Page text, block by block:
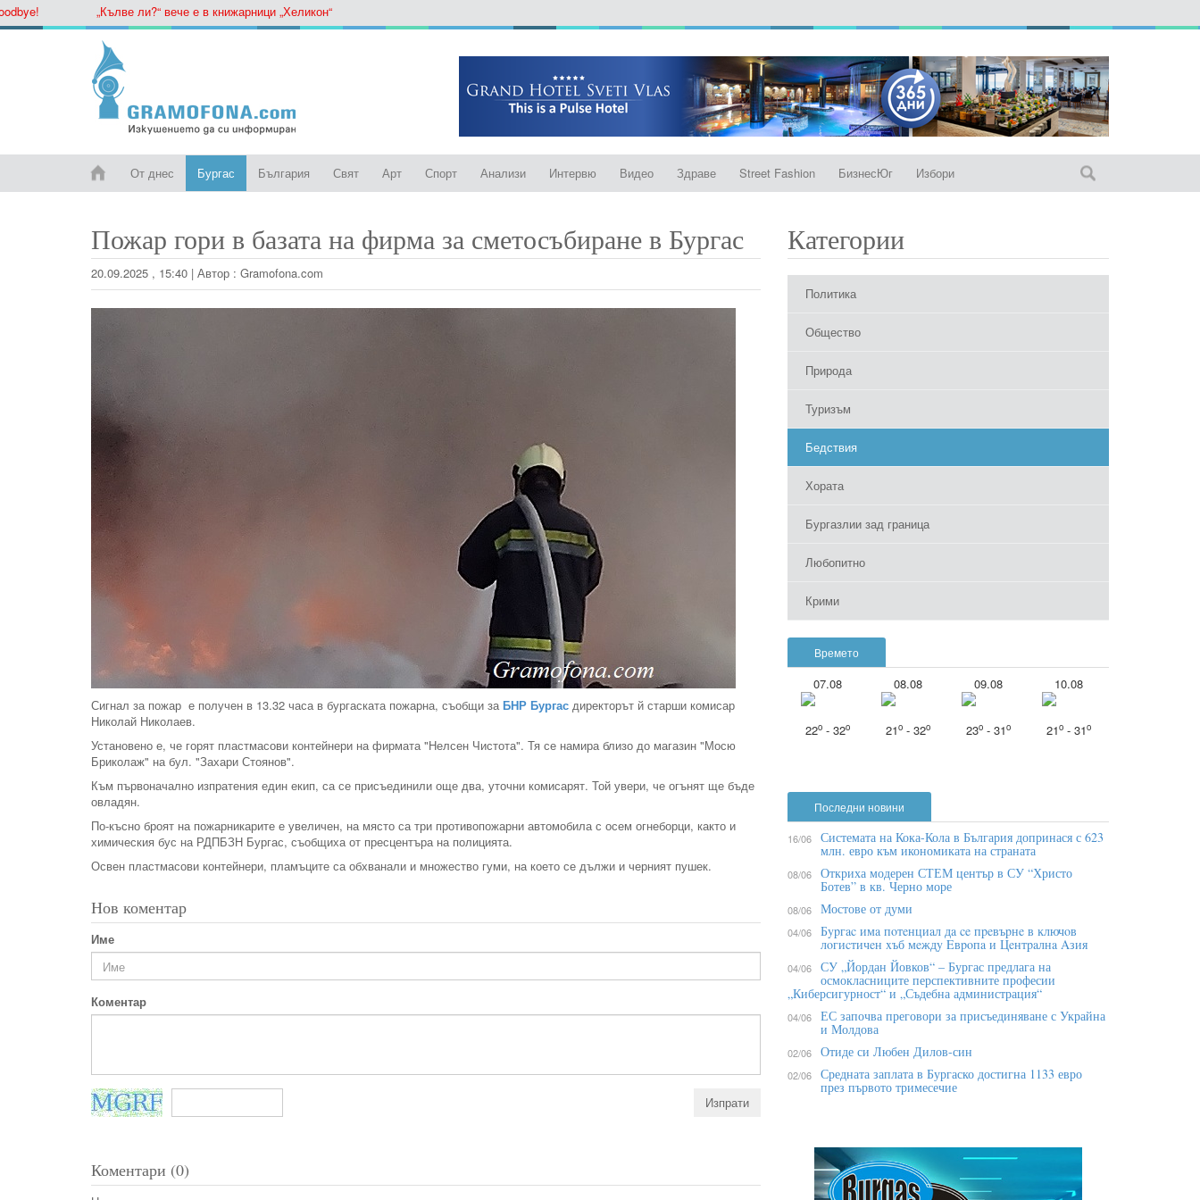
„Кълве ли?“ вече е в книжарници „Хеликон“
От днес Бургас България Свят Арт Спорт Анализи Интервю Видео Здраве Street Fashion БизнесЮг Избори
Пожар гори в базата на фирма за сметосъбиране в Бургас
20.09.2025 , 15:40 | Автор : Gramofona.com
Сигнал за пожар е получен в 13.32 часа в бургаската пожарна, съобщи заБНР Бургас директорът й старши комисар
Николай Николаев.
Установено е, че горят пластмасови контейнери на фирмата "Нелсен Чистота". Тя се намира близо до магазин "Мосю
Бриколаж" на бул. "Захари Стоянов".
Към първоначално изпратения един екип, са се присъединили още два, уточни комисарят. Той увери, че огънят ще бъде
овладян.
По-късно броят на пожарникарите е увеличен, на място са три противопожарни автомобила с осем огнеборци, както и
химическия бус на РДПБЗН Бургас, съобщиха от пресцентъра на полицията.
Освен пластмасови контейнери, пламъците са обхванали и множество гуми, на което се дължи и черният пушек.
Нов коментар
Име
Коментар
Коментари (0)
Категории
Политика
Общество
Природа
Туризъм
Бедствия
Хората
Бургазлии зад граница
Любопитно
Крими
Времето
07.08
22o - 32o
08.08
21o - 32o
09.08
23o - 31o
10.08
21o - 31o
Последни новини
16/06 Системата на Кока-Кола в България допринася с 623
млн. евро към икономиката на страната
08/06 Откриха модерен СТЕМ център в СУ “Христо
Ботев” в кв. Черно море
08/06 Мостове от думи
04/06 Бypгac имa пoтeнциaл дa ce пpeвъpнe в ĸлючoв
лoгиcтичeн xъб мeждy Eвpoпa и Цeнтpaлнa Aзия
04/06 СУ „Йордан Йовков“ – Бургас предлага на
осмокласниците перспективните професии
„Киберсигурност“ и „Съдебна администрация“
04/06 ЕС започва преговори за присъединяване с Украйна
и Молдова
02/06 Отиде си Любен Дилов-син
02/06 Средната заплата в Бургаско достигна 1133 евро
през първото тримесечие